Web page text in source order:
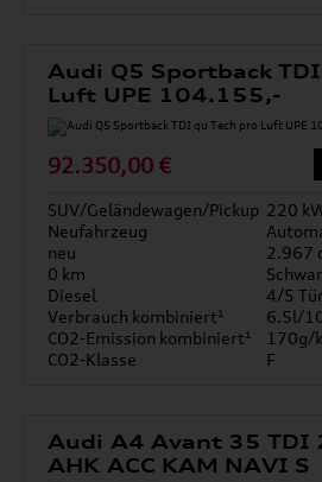
Audi Q5 Sportback
Luft UPE 104.155,-
92.350,00 €
SUV/Geländewagen/Pickup 220
Neufahrzeug
neu
2.967
0 km
Diesel
4/5
Verbrauch kombiniert¹
6.5l/
CO2-Emission kombiniert¹
170g/
CO2-Klasse
F
Audi A4 Avant 35 TDI
AHK ACC KAM NAVI S